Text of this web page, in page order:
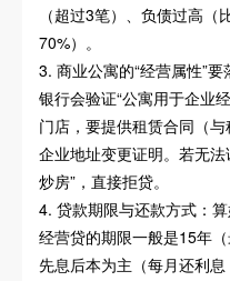
（超过3笔）、负债过高
70%）。
3. 商业公寓的“经营属性”要
银行会验证“公寓用于企业
门店，要提供租赁合同（
企业地址变更证明。若无
炒房”，直接拒贷。
4. 贷款期限与还款方式：
经营贷的期限一般是15年
先息后本为主（每月还利